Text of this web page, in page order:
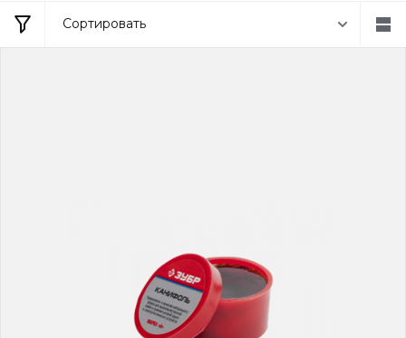
Сортировать